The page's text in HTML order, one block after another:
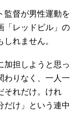
監督が男性運動を
「レッドピル」の
れません。
加担しようと思っ
わりなく、一人一
それだけ。けれ
だけ」という連中